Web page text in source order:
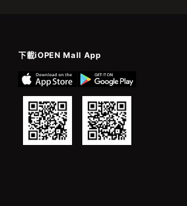
下載iOPEN Mall App